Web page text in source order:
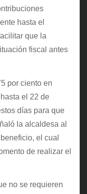
hasta el
que la
fiscal antes
por ciento en
el 22 de
días para que
la alcaldesa al
el cual
de realizar el
no se requieren